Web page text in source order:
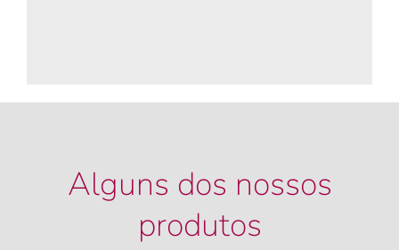
Alguns dos nossos
produtos